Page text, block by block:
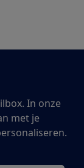
In onze
met je